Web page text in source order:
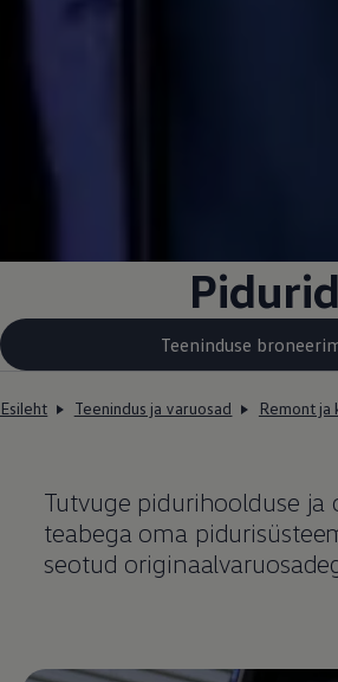
Pidurid
Teeninduse
Esileht Teenindus ja varuosad Remont ja
Tutvuge pidurihoolduse ja
teabega oma
seotud